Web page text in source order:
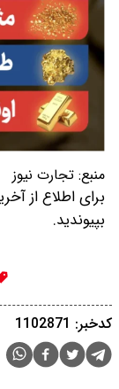
منبع: تجارت نیوز
برای اطلاع از
بپیوندید.
کدخبر: 1102871